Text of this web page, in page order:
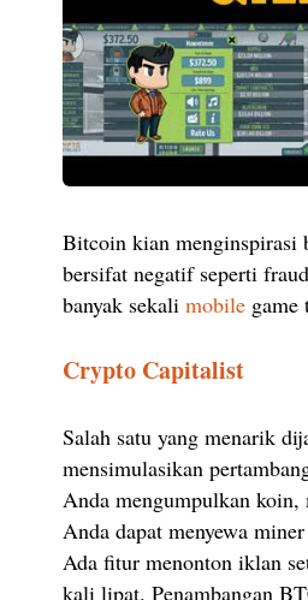
Bitcoin kian menginspirasi
bersifat negatif seperti
banyak sekali mobile
Crypto Capitalist
Salah satu yang menarik
mensimulasikan
Anda mengumpulkan
Anda dapat menyewa
Ada fitur menonton iklan
kali lipat. Penambangan